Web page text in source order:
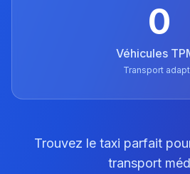
0
Véhicules
Transport
Trouvez le taxi parfait
transport